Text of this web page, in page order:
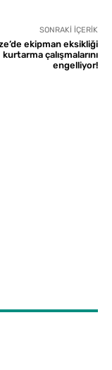
SONRAKI İÇERIK
ekipman eksikliği
kurtarma çalışmalarını
engelliyor!